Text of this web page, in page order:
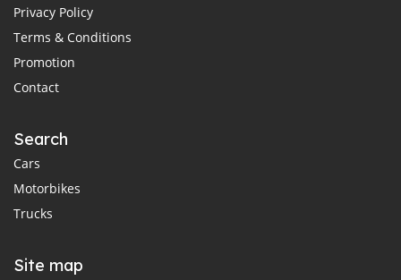
Privacy Policy
Terms & Conditions
Promotion
Contact
Search
Cars
Motorbikes
Trucks
Site map